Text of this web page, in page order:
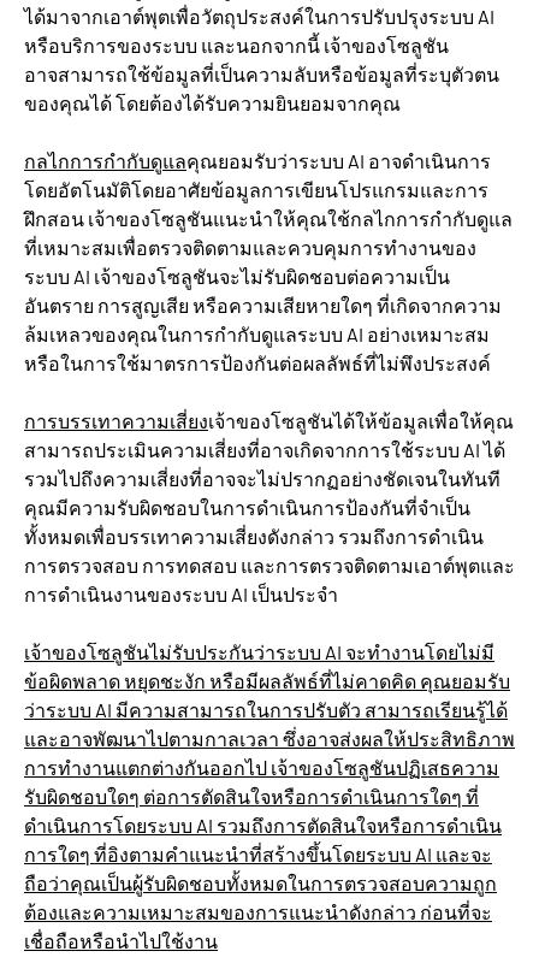
ได้มาจากเอาต์พุตเพื่อวัตถุประสงค์ในการปรับปรุงระบบ AI
หรือบริการของระบบ และนอกจากนี้ เจ้าของโซลูชัน
อาจสามารถใช้ข้อมูลที่เป็นความลับหรือข้อมูลที่ระบุตัวตน
ของคุณได้ โดยต้องได้รับความยินยอมจากคุณ
กลไกการกำกับดูแลคุณยอมรับว่าระบบ AI อาจดำเนินการ
โดยอัตโนมัติโดยอาศัยข้อมูลการเขียนโปรแกรมและการ
ฝึกสอน เจ้าของโซลูชันแนะนำให้คุณใช้กลไกการกำกับดูแล
ที่เหมาะสมเพื่อตรวจติดตามและควบคุมการทำงานของ
ระบบ AI เจ้าของโซลูชันจะไม่รับผิดชอบต่อความเป็น
อันตราย การสูญเสีย หรือความเสียหายใดๆ ที่เกิดจากความ
ล้มเหลวของคุณในการกำกับดูแลระบบ AI อย่างเหมาะสม
หรือในการใช้มาตรการป้องกันต่อผลลัพธ์ที่ไม่พึงประสงค์
การบรรเทาความเสี่ยงเจ้าของโซลูชันได้ให้ข้อมูลเพื่อให้คุณ
สามารถประเมินความเสี่ยงที่อาจเกิดจากการใช้ระบบ AI ได้
รวมไปถึงความเสี่ยงที่อาจจะไม่ปรากฏอย่างชัดเจนในทันที
คุณมีความรับผิดชอบในการดำเนินการป้องกันที่จำเป็น
ทั้งหมดเพื่อบรรเทาความเสี่ยงดังกล่าว รวมถึงการดำเนิน
การตรวจสอบ การทดสอบ และการตรวจติดตามเอาต์พุตและ
การดำเนินงานของระบบ AI เป็นประจำ
เจ้าของโซลูชันไม่รับประกันว่าระบบ AI จะทำงานโดยไม่มี
ข้อผิดพลาด หยุดชะงัก หรือมีผลลัพธ์ที่ไม่คาดคิด คุณยอมรับ
ว่าระบบ AI มีความสามารถในการปรับตัว สามารถเรียนรู้ได้
และอาจพัฒนาไปตามกาลเวลา ซึ่งอาจส่งผลให้ประสิทธิภาพ
การทำงานแตกต่างกันออกไป เจ้าของโซลูชันปฏิเสธความ
รับผิดชอบใดๆ ต่อการตัดสินใจหรือการดำเนินการใดๆ ที่
ดำเนินการโดยระบบ AI รวมถึงการตัดสินใจหรือการดำเนิน
การใดๆ ที่อิงตามคำแนะนำที่สร้างขึ้นโดยระบบ AI และจะ
ถือว่าคุณเป็นผู้รับผิดชอบทั้งหมดในการตรวจสอบความถูก
ต้องและความเหมาะสมของการแนะนำดังกล่าว ก่อนที่จะ
เชื่อถือหรือนำไปใช้งาน